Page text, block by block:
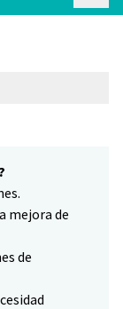
mejora de
de